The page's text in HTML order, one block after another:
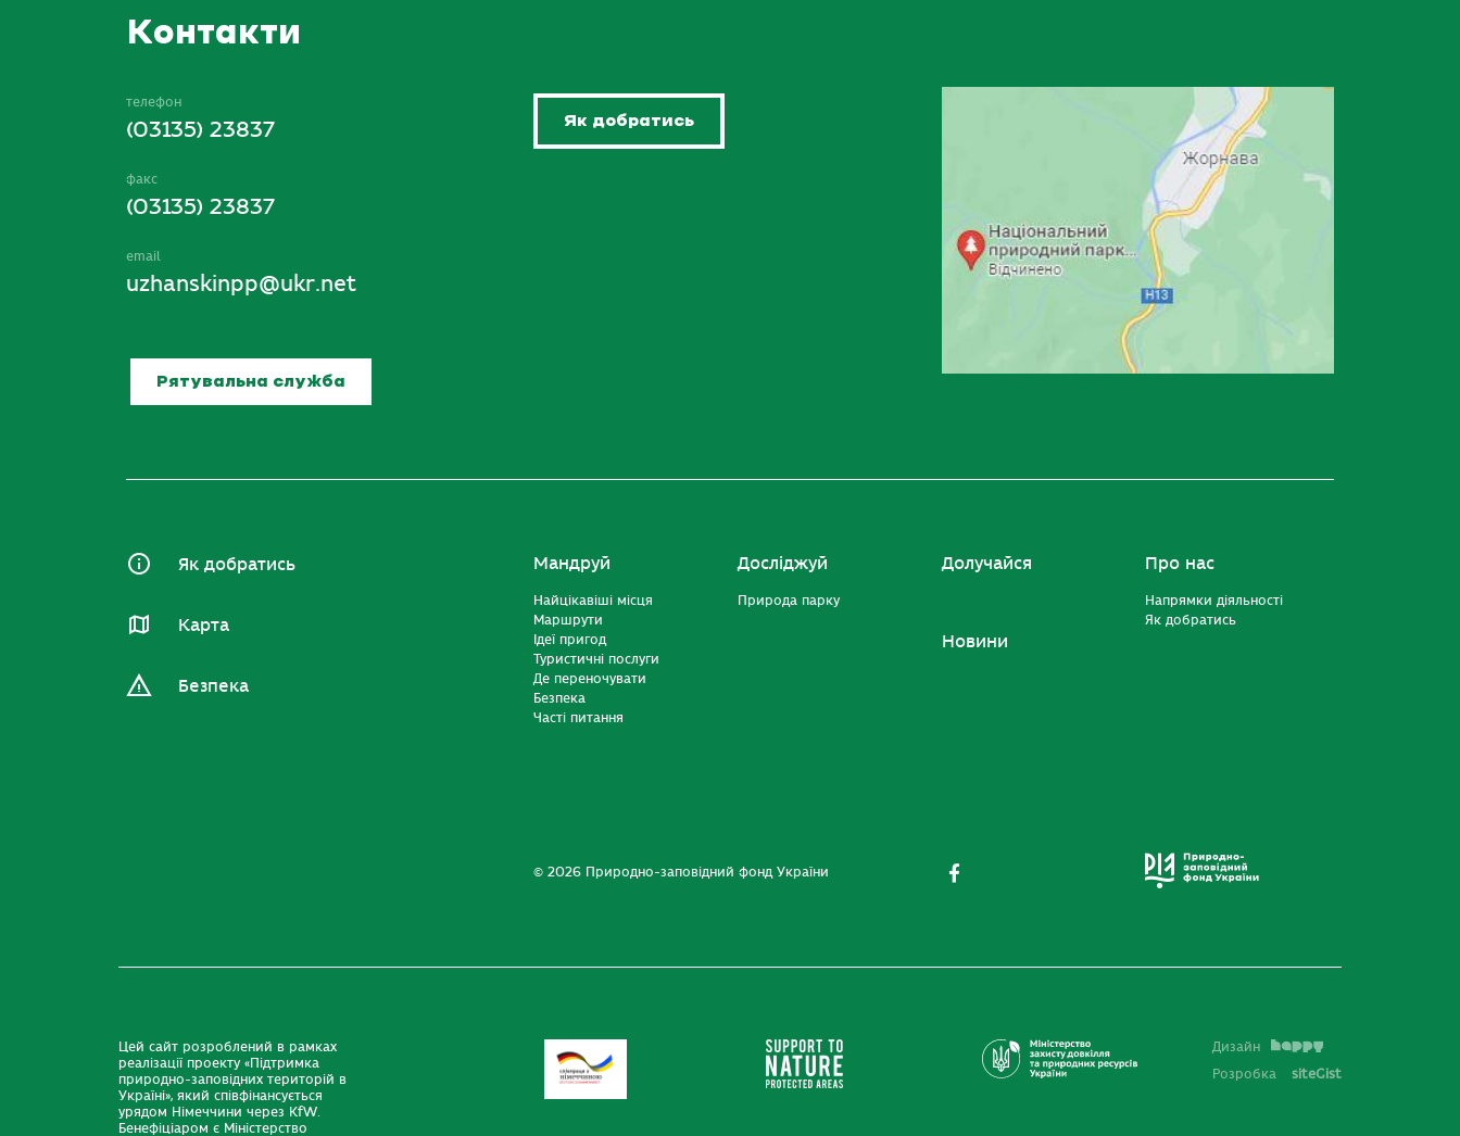
Контакти
телефон
(03135) 23837
факс
(03135) 23837
email
uzhanskinpp@ukr.net
Рятувальна служба
Як добратись
Як добратись
Карта
Безпека
Мандруй
Найцікавіші місця
Маршрути
Ідеї пригод
Туристичні послуги
Де переночувати
Безпека
Часті питання
Досліджуй
Природа парку
Долучайся
Новини
Про нас
Напрямки діяльності
Як добратись
© 2026 Природно-заповідний фонд України
Цей сайт розроблений в рамках
реалізації проекту «Підтримка
природно-заповідних територій в
Україні», який співфінансується
урядом Німеччини через KfW.
Бенефіціаром є Міністерство
Дизайн
Розробка
siteGist